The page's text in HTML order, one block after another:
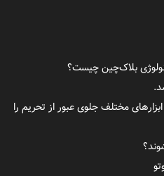
بلاک‌چین چیست؟
مختلف جلوی عبور از تحریم را